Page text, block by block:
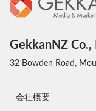
GekkanNZ Co.,
32 Bowden Road,
会社概要